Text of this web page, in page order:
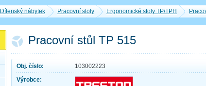
Dílenský nábytek Pracovní stoly Ergonomické stoly TP/TPH
Pracovní stůl TP 515
Obj. číslo:
103002223
Výrobce: